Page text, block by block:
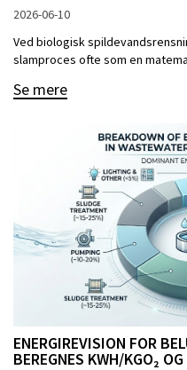
2026-06-10
Ved biologisk
slamproces ofte som en
Se mere
ENERGIREVISION FOR
BEREGNES KWH/KGO₂